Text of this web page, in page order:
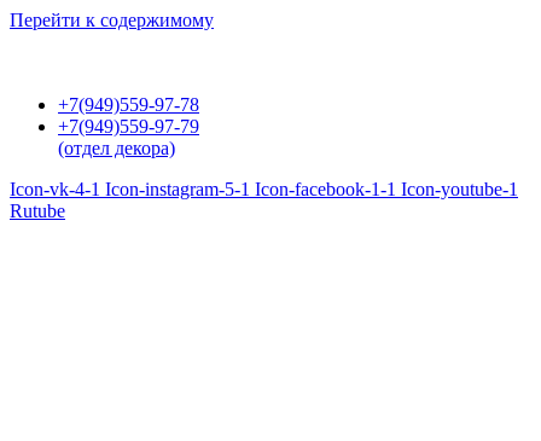
Перейти к содержимому
+7(949)559-97-78
+7(949)559-97-79
(отдел декора)
Icon-vk-4-1 Icon-instagram-5-1 Icon-facebook-1-1 Icon-youtube-1
Rutube